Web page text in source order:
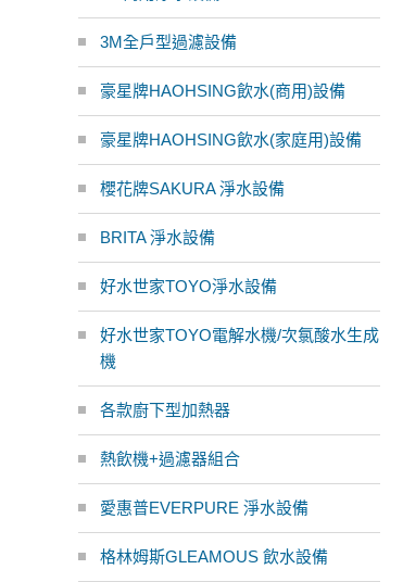
3M全戶型過濾設備
豪星牌HAOHSING飲水(商用)設備
豪星牌HAOHSING飲水(家庭用)設備
櫻花牌SAKURA 淨水設備
BRITA 淨水設備
好水世家TOYO淨水設備
好水世家TOYO電解水機/次氯酸水生成
機
各款廚下型加熱器
熱飲機+過濾器組合
愛惠普EVERPURE 淨水設備
格林姆斯GLEAMOUS 飲水設備